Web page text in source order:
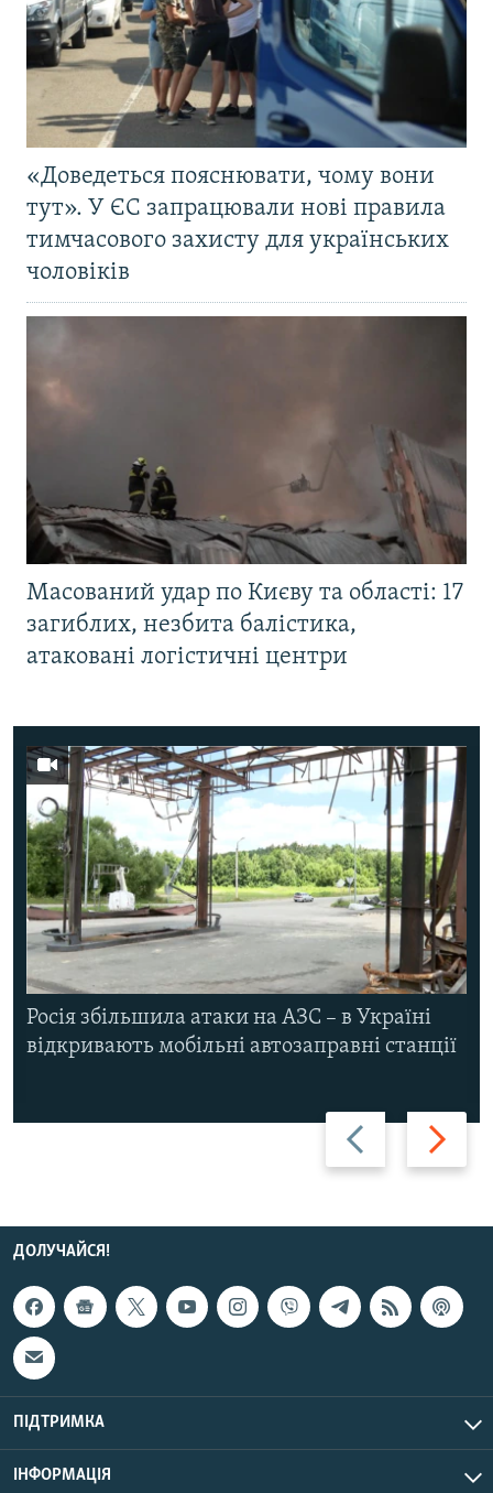
«Доведеться пояснювати, чому вони
тут». У ЄС запрацювали нові правила
тимчасового захисту для українських
чоловіків
Масований удар по Києву та області: 17
загиблих, незбита балістика,
атаковані логістичні центри
Назад Вперед
Росія збільшила атаки на АЗС – в Україні
відкривають мобільні автозаправні станції
ДОЛУЧАЙСЯ!
ПІДТРИМКА
ІНФОРМАЦІЯ